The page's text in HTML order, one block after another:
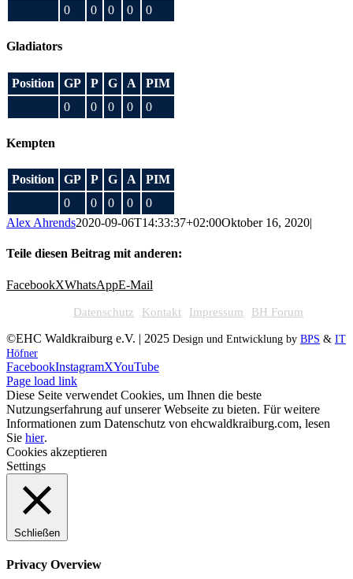
0
0 0 0 0
Gladiators
Position GP P G A
PIM
0
0 0 0 0
Kempten
Position GP P G A
PIM
0
0 0 0
0
Alex Ahrends2020-09-06T14:33:37+02:00Oktober 16, 2020|
Teile diesen Beitrag mit anderen:
FacebookXWhatsAppE-Mail
Datenschutz Kontakt Impressum BH Forum
©EHC Waldkraiburg e.V. | 2025 Design und Entwicklung by BPS & IT
Höfner
FacebookInstagramXYouTube
Page load link
Diese Seite verwendet Cookies, um Ihnen die beste
Nutzungserfahrung auf unserer Webseite zu bieten. Für weitere
Informationen zum Datenschutz von ehcwaldkraiburg.com, lesen
Sie hier.
Cookies akzeptieren
Settings
Schließen
Privacy Overview